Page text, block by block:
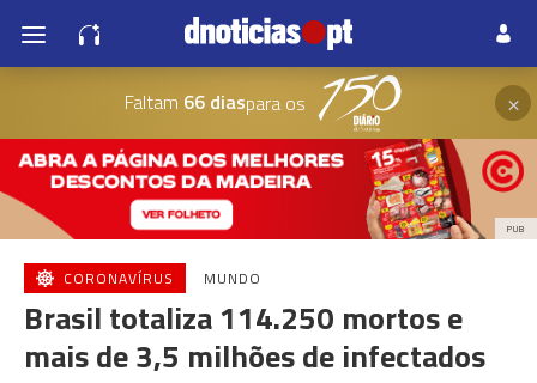
Faltam 66 diaspara os ×
PUB
CORONAVÍRUS MUNDO
Brasil totaliza 114.250 mortos e
mais de 3,5 milhões de infectados